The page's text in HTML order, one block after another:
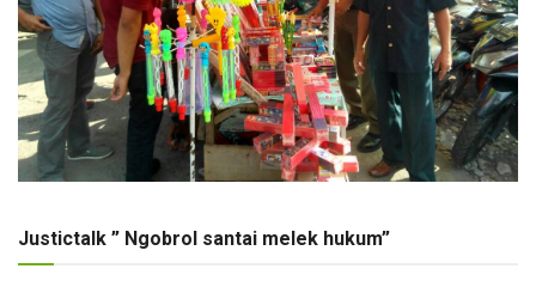
Justictalk ” Ngobrol santai melek hukum”